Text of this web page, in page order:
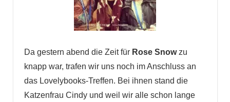
Da gestern abend die Zeit für Rose Snowzu
knapp war, trafen wir uns noch im Anschluss an
das Lovelybooks-Treffen. Bei ihnen stand die
Katzenfrau Cindy und weil wir alle schon lange